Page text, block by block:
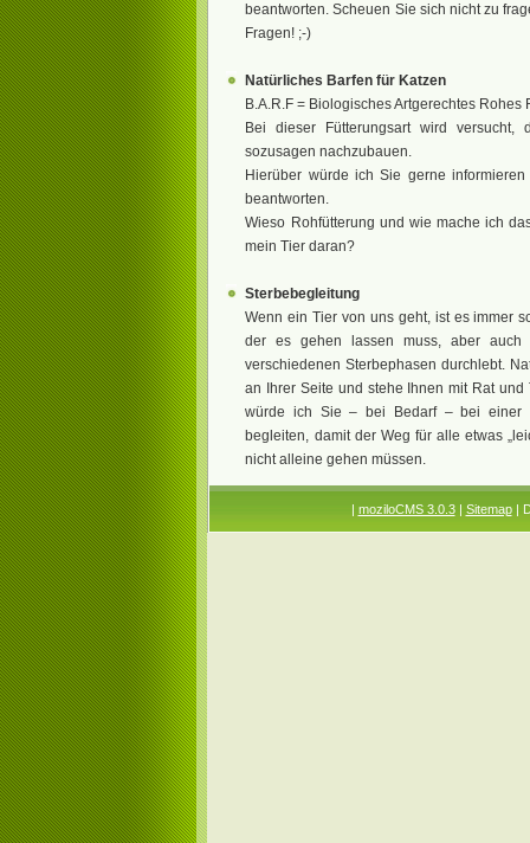
beantworten. Scheuen Sie sich nicht zu
Fragen! ;-)
Natürliches Barfen für Katzen
B.A.R.F = Biologisches Artgerechtes Rohes
Bei dieser Fütterungsart wird versucht,
sozusagen nachzubauen.
Hierüber würde ich Sie gerne
beantworten.
Wieso Rohfütterung und wie mache ich
mein Tier daran?
Sterbebegleitung
Wenn ein Tier von uns geht, ist es immer
der es gehen lassen muss, aber auch
verschiedenen Sterbephasen durchlebt.
an Ihrer Seite und stehe Ihnen mit Rat und
würde ich Sie – bei Bedarf – bei einer
begleiten, damit der Weg für alle etwas
nicht alleine gehen müssen.
| moziloCMS 3.0.3| Sitemap|